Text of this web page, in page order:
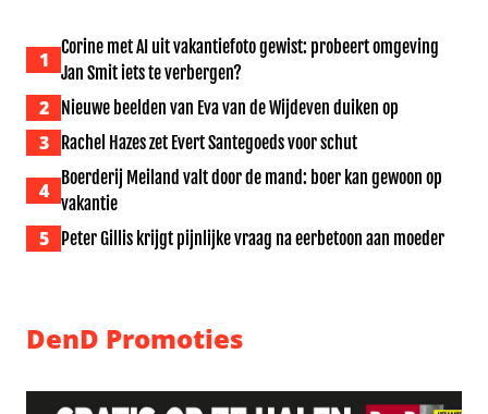
1
Corine met AI uit vakantiefoto gewist: probeert omgeving
Jan Smit iets te verbergen?
2 Nieuwe beelden van Eva van de Wijdeven duiken op
3 Rachel Hazes zet Evert Santegoeds voor schut
4
Boerderij Meiland valt door de mand: boer kan gewoon op
vakantie
5 Peter Gillis krijgt pijnlijke vraag na eerbetoon aan moeder
DenD Promoties